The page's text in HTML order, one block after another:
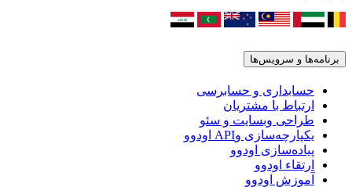
برنامه‌ها و سرویس‌ها
حسابداری و حسابرسی
ارتباط با مشتریان
طراحی وبسایت و سئو
یکپارچه‌سازی وAPI اودوو
پیاده‌سازی اودوو
ارتقاء اودوو
آموزش اودوو